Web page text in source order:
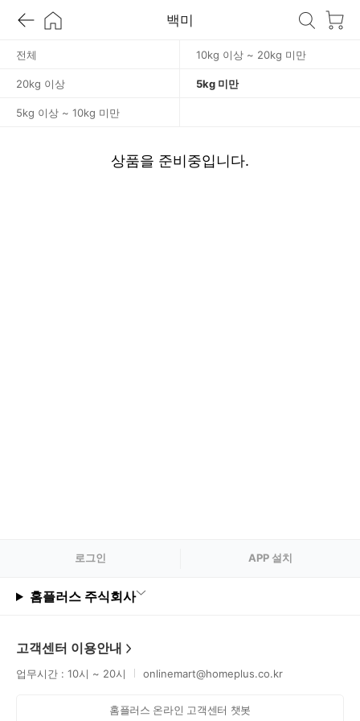
백미
전체 10kg 이상 ~ 20kg 미만
20kg 이상 5kg 미만
5kg 이상 ~ 10kg 미만
상품을 준비중입니다.
로그인 APP 설치
홈플러스 주식회사
고객센터 이용안내
업무시간 : 10시 ~ 20시 onlinemart@homeplus.co.kr
홈플러스 온라인 고객센터 챗봇